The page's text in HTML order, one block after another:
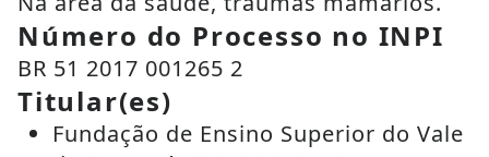
Número do Processo no INPI
BR 51 2017 001265 2
Titular(es)
Fundação de Ensino Superior do Vale